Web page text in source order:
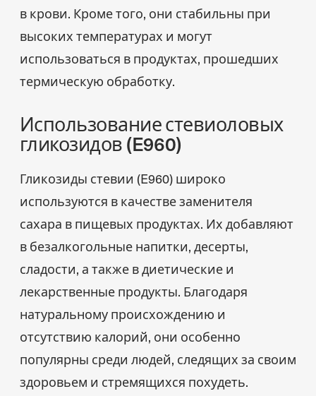
в крови. Кроме того, они стабильны при
высоких температурах и могут
использоваться в продуктах, прошедших
термическую обработку.
Использование стевиоловых
гликозидов (E960)
Гликозиды стевии (E960) широко
используются в качестве заменителя
сахара в пищевых продуктах. Их добавляют
в безалкогольные напитки, десерты,
сладости, а также в диетические и
лекарственные продукты. Благодаря
натуральному происхождению и
отсутствию калорий, они особенно
популярны среди людей, следящих за своим
здоровьем и стремящихся похудеть.